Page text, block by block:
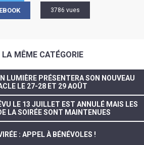
3786 vues
LA MÊME CATÉGORIE
LUMIÈRE PRÉSENTERA SON NOUVEAU
LE 27-28 ET 29 AOÛT
LE 13 JUILLET EST ANNULÉ MAIS LES
LA SOIRÉE SONT MAINTENUES
: APPEL À BÉNÉVOLES !